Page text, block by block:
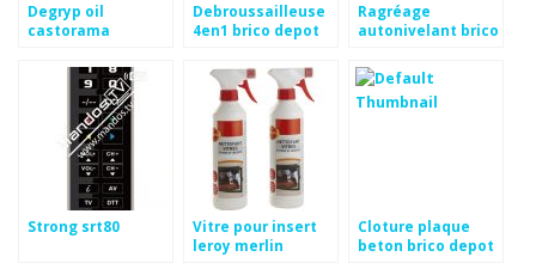
Degryp oil
castorama
Debroussailleuse
4en1 brico depot
Ragréage
autonivelant brico
Strong srt80
Vitre pour insert
leroy merlin
Cloture plaque
beton brico depot